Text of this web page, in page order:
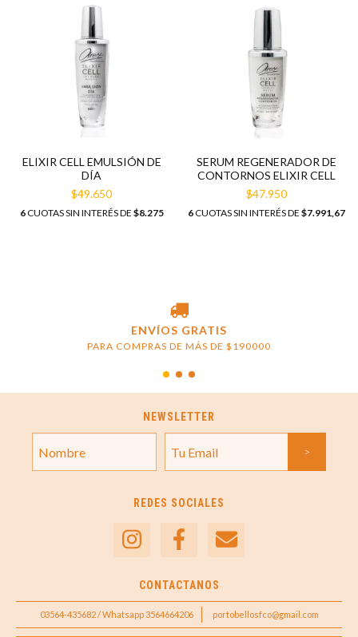
ELIXIR CELL EMULSIÓN DE
DÍA
$49.650
6CUOTAS SIN INTERÉS DE $8.275
SERUM REGENERADOR DE
CONTORNOS ELIXIR CELL
$47.950
6 CUOTAS SIN INTERÉS DE $7.991,67
ENVÍOS GRATIS
PARA COMPRAS DE MÁS DE $190000
NEWSLETTER
REDES SOCIALES
CONTACTANOS
03564-435682 / Whatsapp 3564664206 portobellosfco@gmail.com